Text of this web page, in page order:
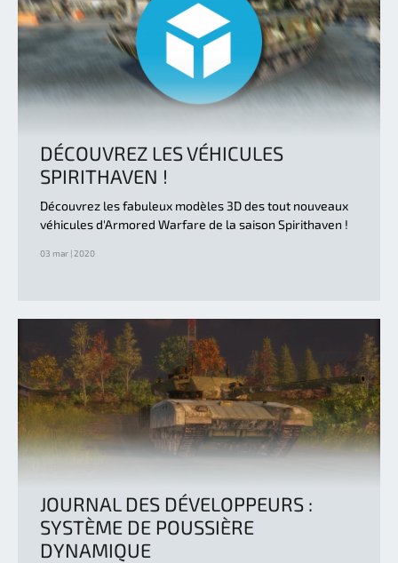
DÉCOUVREZ LES VÉHICULES
SPIRITHAVEN !
Découvrez les fabuleux modèles 3D des tout nouveaux
véhicules d'Armored Warfare de la saison Spirithaven !
03 mar | 2020
JOURNAL DES DÉVELOPPEURS :
SYSTÈME DE POUSSIÈRE
DYNAMIQUE